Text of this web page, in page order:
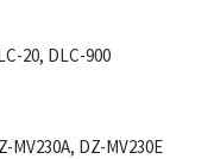
20, DLC-900
MV230A, DZ-MV230E